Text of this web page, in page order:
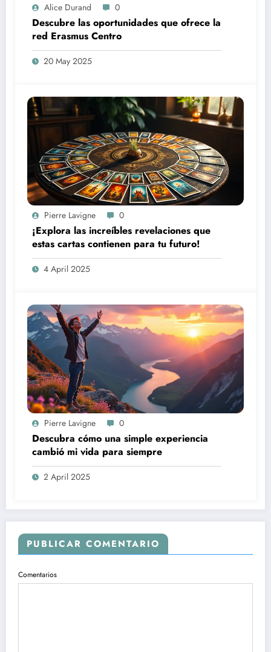
Alice Durand 0
Descubre las oportunidades que ofrece la
red Erasmus Centro
20 May 2025
Pierre Lavigne 0
¡Explora las increíbles revelaciones que
estas cartas contienen para tu futuro!
4 April 2025
Pierre Lavigne 0
Descubra cómo una simple experiencia
cambió mi vida para siempre
2 April 2025
PUBLICAR COMENTARIO
Comentarios